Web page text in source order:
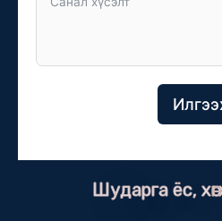
Шударга ёс,